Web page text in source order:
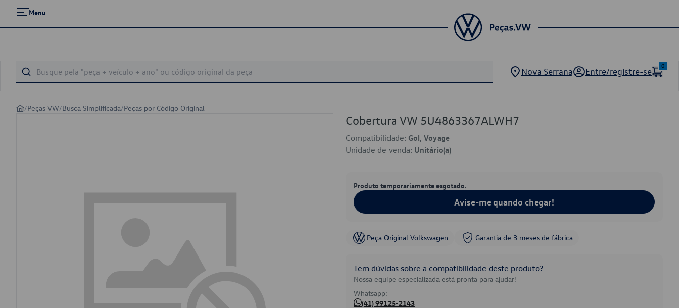
Menu
Nova Serrana Entre/registre-se
0
/Peças VW/Busca Simplificada/Peças por Código Original
Cobertura VW 5U4863367ALWH7
Compatibilidade: Gol, Voyage
Unidade de venda: Unitário(a)
Produto temporariamente esgotado.
Avise-me quando chegar!
Peça Original Volkswagen Garantia de 3 meses de fábrica
Tem dúvidas sobre a compatibilidade deste produto?
Nossa equipe especializada está pronta para ajudar!
Whatsapp:
(41) 99125-2143